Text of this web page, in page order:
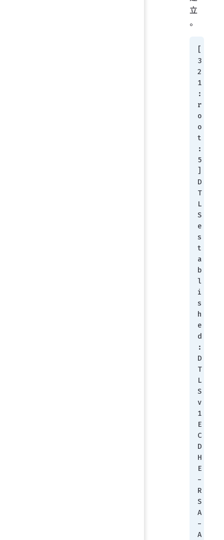
立
。
[
3
2
1
:
r
o
o
t
:
5
]
D
T
L
S
e
s
t
a
b
l
i
s
h
e
d
:
D
T
L
S
v
1
E
C
D
H
E
-
R
S
A
-
A